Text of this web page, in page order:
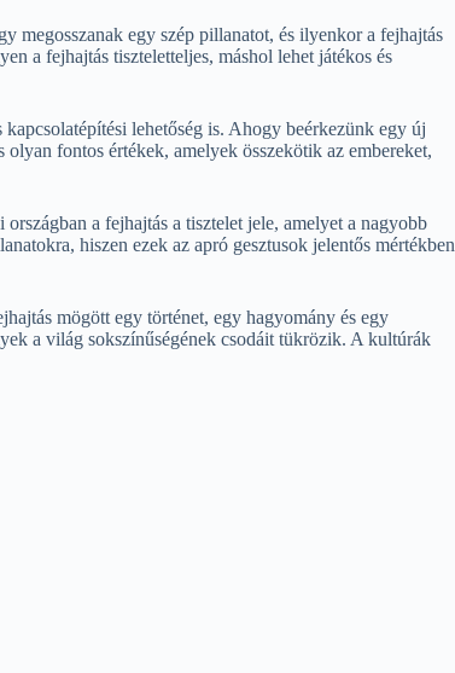
megosszanak egy szép pillanatot, és ilyenkor a fejhajtás
a fejhajtás tiszteletteljes, máshol lehet játékos és
lehetőség is. Ahogy beérkezünk egy új
olyan fontos értékek, amelyek összekötik az embereket,
a fejhajtás a tisztelet jele, amelyet a nagyobb
hiszen ezek az apró gesztusok jelentős mértékben
mögött egy történet, egy hagyomány és egy
a világ sokszínűségének csodáit tükrözik. A kultúrák